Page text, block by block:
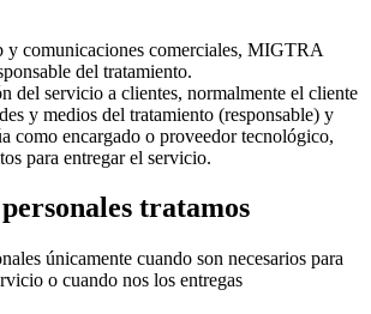
y comunicaciones comerciales, MIGTRA
del tratamiento.
del servicio a clientes, normalmente el cliente
y medios del tratamiento (responsable) y
como encargado o proveedor tecnológico,
para entregar el servicio.
tratamos
únicamente cuando son necesarios para
o cuando nos los entregas